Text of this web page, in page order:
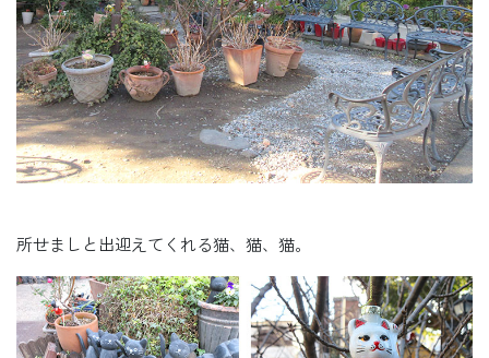
所せましと出迎えてくれる猫、猫、猫。